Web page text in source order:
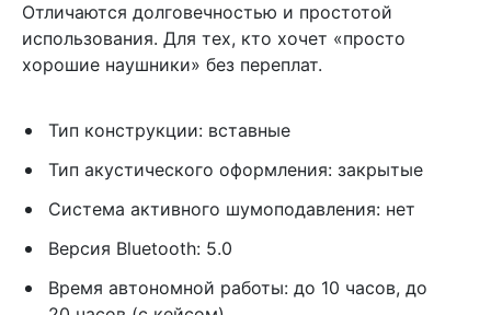
Отличаются долговечностью и простотой
использования. Для тех, кто хочет «просто
хорошие наушники» без переплат.
Тип конструкции: вставные
Тип акустического оформления: закрытые
Система активного шумоподавления: нет
Версия Bluetooth: 5.0
Время автономной работы: до 10 часов, до